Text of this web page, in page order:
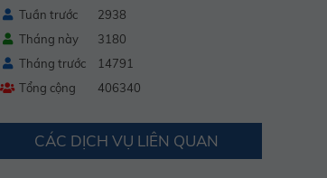
Tuần trước
2938
Tháng này
3180
Tháng trước
14791
Tổng cộng
406340
CÁC DỊCH VỤ LIÊN QUAN